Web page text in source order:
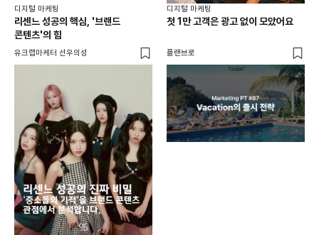
디지털 마케팅
리센느 성공의 핵심, '브랜드
콘텐츠'의 힘
유크랩마케터 선우의성
디지털 마케팅
첫 1만 고객은 광고 없이 모았어요
플랜브로